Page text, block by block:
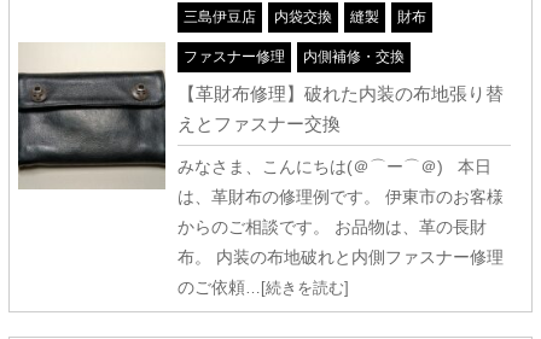
三島伊豆店 内袋交換 縫製 財布
ファスナー修理 内側補修・交換
【革財布修理】破れた内装の布地張り替
えとファスナー交換
みなさま、こんにちは(＠⌒ー⌒＠) 本日
は、革財布の修理例です。 伊東市のお客様
からのご相談です。 お品物は、革の長財
布。 内装の布地破れと内側ファスナー修理
のご依頼…[続きを読む]